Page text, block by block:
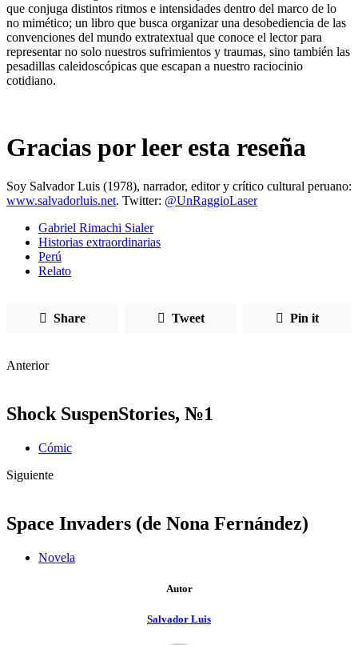
que conjuga distintos ritmos e intensidades dentro del marco de lo
no mimético; un libro que busca organizar una desobediencia de las
convenciones del mundo extratextual que conoce el lector para
representar no solo nuestros sufrimientos y traumas, sino también las
pesadillas caleidoscópicas que escapan a nuestro raciocinio
cotidiano.
Gracias por leer esta reseña
Soy Salvador Luis (1978), narrador, editor y crítico cultural peruano:
www.salvadorluis.net. Twitter: @UnRaggioLaser
Gabriel Rimachi Sialer
Historias extraordinarias
Perú
Relato
Share Tweet Pin it
Anterior
Shock SuspenStories, №1
Cómic
Siguiente
Space Invaders (de Nona Fernández)
Novela
Autor
Salvador Luis